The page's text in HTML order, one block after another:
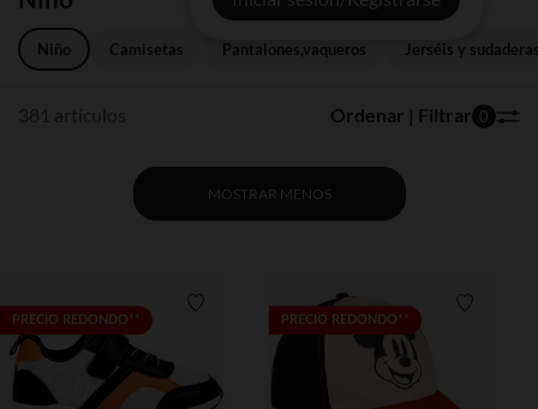
Niño Camisetas Pantalones,vaqueros Jerséis y
Ordenar | Filtrar 0
MOSTRAR MENOS
PRECIO REDONDO** Lista de requisitosPRECIO REDONDO**